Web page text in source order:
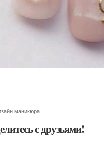
маникюра
с друзьями!